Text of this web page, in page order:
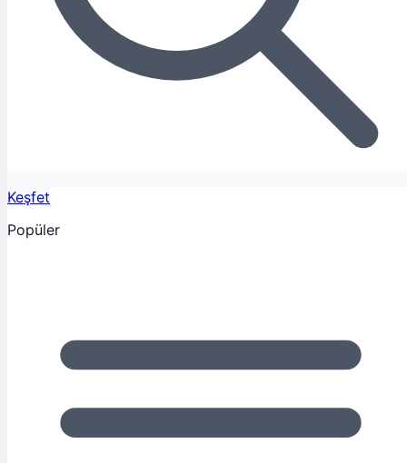
Keşfet
Popüler